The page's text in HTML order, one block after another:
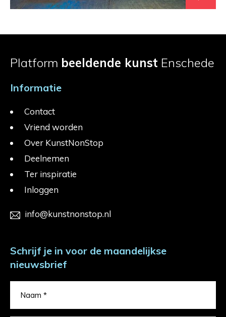
Platform beeldende kunst Enschede
Informatie
Contact
Vriend worden
Over KunstNonStop
Deelnemen
Ter inspiratie
Inloggen
info@kunstnonstop.nl
Schrijf je in voor de maandelijkse
nieuwsbrief